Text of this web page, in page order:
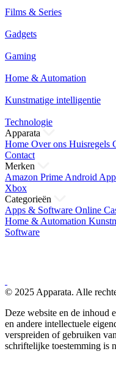
Films & Series
Gadgets
Gaming
Home & Automation
Kunstmatige intelligentie
Technologie
Apparata
Home Over ons Huisregels
Contact
Merken
Amazon Prime Android
Xbox
Categorieën
Apps & Software Online
Home & Automation
Software
© 2025 Apparata. Alle
Deze website en de inhoud
en andere intellectuele
verspreiden of gebruiken
schriftelijke toestemming is